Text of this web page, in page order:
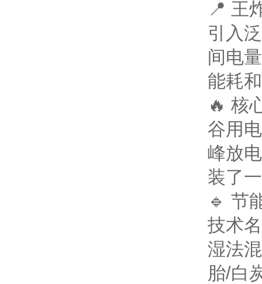
📍 王
引入
间电
能耗
🔥 核
谷用
峰放
装了
🔹 节
技术
湿法
胎/白